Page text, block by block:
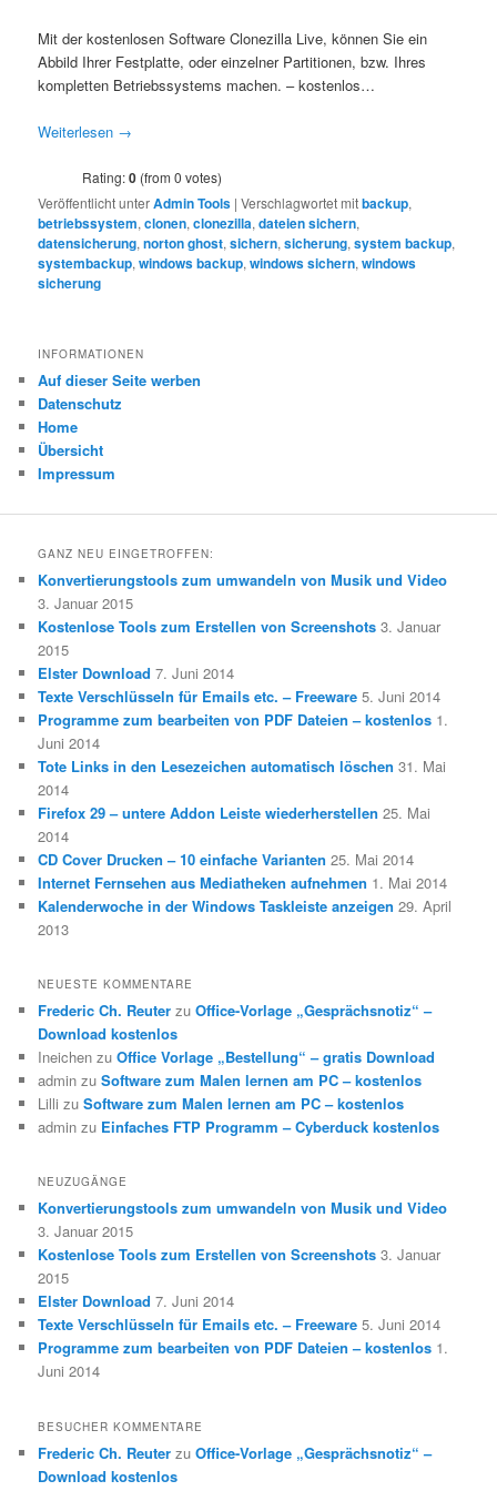
Mit der kostenlosen Software Clonezilla Live, können Sie ein
Abbild Ihrer Festplatte, oder einzelner Partitionen, bzw. Ihres
kompletten Betriebssystems machen. – kostenlos…
Weiterlesen →
Rating:0 (from 0 votes)
Veröffentlicht unterAdmin Tools |Verschlagwortet mitbackup,
betriebssystem,clonen,clonezilla,dateien sichern,
datensicherung,norton ghost,sichern,sicherung,system backup,
systembackup,windows backup,windows sichern,windows
sicherung
INFORMATIONEN
Auf dieser Seite werben
Datenschutz
Home
Übersicht
Impressum
GANZ NEU EINGETROFFEN:
Konvertierungstools zum umwandeln von Musik und Video
3. Januar 2015
Kostenlose Tools zum Erstellen von Screenshots 3. Januar
2015
Elster Download 7. Juni 2014
Texte Verschlüsseln für Emails etc. – Freeware 5. Juni 2014
Programme zum bearbeiten von PDF Dateien – kostenlos 1.
Juni 2014
Tote Links in den Lesezeichen automatisch löschen 31. Mai
2014
Firefox 29 – untere Addon Leiste wiederherstellen 25. Mai
2014
CD Cover Drucken – 10 einfache Varianten 25. Mai 2014
Internet Fernsehen aus Mediatheken aufnehmen 1. Mai 2014
Kalenderwoche in der Windows Taskleiste anzeigen 29. April
2013
NEUESTE KOMMENTARE
Frederic Ch. Reuter zuOffice-Vorlage „Gesprächsnotiz“ –
Download kostenlos
Ineichen zuOffice Vorlage „Bestellung“ – gratis Download
admin zuSoftware zum Malen lernen am PC – kostenlos
Lilli zuSoftware zum Malen lernen am PC – kostenlos
admin zu Einfaches FTP Programm – Cyberduck kostenlos
NEUZUGÄNGE
Konvertierungstools zum umwandeln von Musik und Video
3. Januar 2015
Kostenlose Tools zum Erstellen von Screenshots 3. Januar
2015
Elster Download 7. Juni 2014
Texte Verschlüsseln für Emails etc. – Freeware 5. Juni 2014
Programme zum bearbeiten von PDF Dateien – kostenlos 1.
Juni 2014
BESUCHER KOMMENTARE
Frederic Ch. Reuter zuOffice-Vorlage „Gesprächsnotiz“ –
Download kostenlos